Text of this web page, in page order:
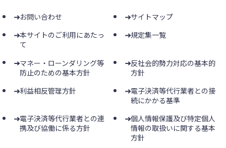
お問い合わせ
サイトマップ
本サイトのご利用にあたっ
て
規定集一覧
マネー・ローンダリング等
防止のための基本方針
反社会的勢力対応の基本的
方針
利益相反管理方針
電子決済等代行業者との接
続にかかる基準
電子決済等代行業者との連
携及び協働に係る方針
個人情報保護及び特定個人
情報の取扱いに関する基本
方針